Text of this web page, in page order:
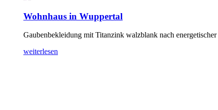
Wohnhaus in Wuppertal
Gaubenbekleidung mit Titanzink walzblank nach
weiterlesen